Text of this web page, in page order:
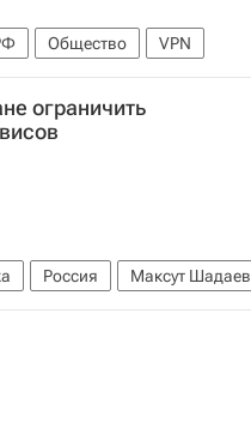
Общество VPN
ограничить
Россия
Максут Шадаев
Госдума РФ